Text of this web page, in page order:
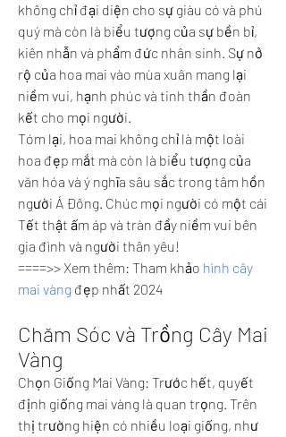
không chỉ đại diện cho sự giàu có và phú
quý mà còn là biểu tượng của sự bền bỉ,
kiên nhẫn và phẩm đức nhân sinh. Sự nở
rộ của hoa mai vào mùa xuân mang lại
niềm vui, hạnh phúc và tinh thần đoàn
kết cho mọi người.
Tóm lại, hoa mai không chỉ là một loài
hoa đẹp mắt mà còn là biểu tượng của
văn hóa và ý nghĩa sâu sắc trong tâm hồn
người Á Đông. Chúc mọi người có một cái
Tết thật ấm áp và tràn đầy niềm vui bên
gia đình và người thân yêu!
====>> Xem thêm: Tham khảo hình cây
mai vàng đẹp nhất 2024
Chăm Sóc và Trồng Cây Mai
Vàng
Chọn Giống Mai Vàng: Trước hết, quyết
định giống mai vàng là quan trọng. Trên
thị trường hiện có nhiều loại giống, như